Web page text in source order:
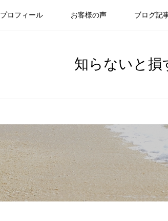
プロフィール お客様の声 ブログ記
知らないと損